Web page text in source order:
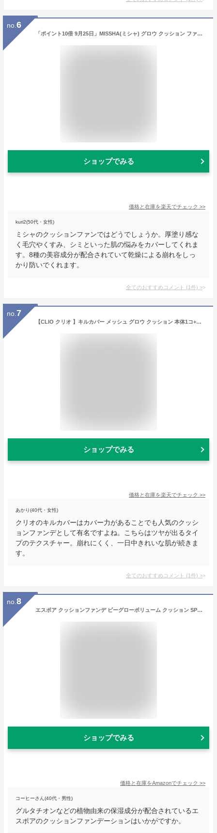
no. 6
「ポイント10倍 9月25日」MISSHA(ミシャ) グロウ クッション ファンデーション（ルミナスカバー） No.21 本体 16g ファンデーション アットコスメ
ショップでみる
価格と在庫を楽天でチェック >>
kuri2(50代・女性)
ミシャのクッションファンではどうでしょうか。厚塗り感な
く毛穴やくすみ、シミといった肌の悩みをカバーしてくれま
す。8種の美容成分が配合されていて乾燥による崩れをしっ
かり防いでくれます。
全てのおすすめコメント (1件) >
no. 7
【CLIO クリオ 】キルカバー メッシュ グロウ クッション 本体1コ+詰め替え用1コ 15g×2 クッションファンデーション クッションファンデ レフィル リフィル 薄く繊細なカバー力とツヤ肌 化粧崩れしにくい 長時間持続 韓国コスメ 海外通販
ショップでみる
価格と在庫を楽天でチェック >>
あかり(40代・女性)
クリオのキルカバーはカバー力があることでも人気のクッシ
ョンファンデとして有名ですよね。こちらはツヤが出るタイ
プのテクスチャー。崩れにくく、一日中きれいな肌が続きま
す。
全てのおすすめコメント (1件) >
no. 8
エスポア クッションファンデ ビーグローボリューム クッション SPF42 PA+++ (ミニサイズ) 21 アイボリー 携帯用 ハイパーグロー ツヤ肌 塗るほど華やかに 水分ボリューム 長時間 透明感 肌キメ均一 ムラなく薄いカバー 低刺激 ヴィーガン espoir 公式
ショップでみる
価格と在庫をAmazonでチェック >>
コーヒーさん(40代・男性)
グルタチオンなどの植物由来の保湿成分が配合されているエ
スポアのクッションファンデーションはいかがですか。